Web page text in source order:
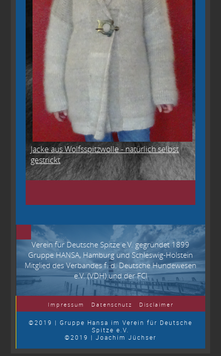
Jacke aus Wolfsspitzwolle - natürlich selbst
gestrickt
Verein für Deutsche Spitze e.V. gegründet 1899
Gruppe HANSA, Hamburg und Schleswig-Holstein
Mitglied des Verbandes f. d. Deutsche Hundewesen
e.V. (VDH) und der FCI
Impressum Datenschutz Disclaimer
©2019 | Gruppe Hansa im Verein für Deutsche
Spitze e.V.
©2019 | Joachim Jüchser